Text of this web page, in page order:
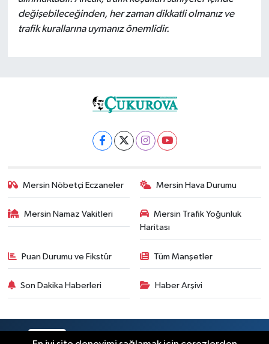
değişebileceğinden, her zaman dikkatli olmanız ve
trafik kurallarına uymanız önemlidir.
Mersin Nöbetçi Eczaneler Mersin Hava Durumu
Mersin Namaz Vakitleri
Mersin Trafik Yoğunluk
Haritası
Puan Durumu ve Fikstür Tüm Manşetler
Son Dakika Haberleri Haber Arşivi